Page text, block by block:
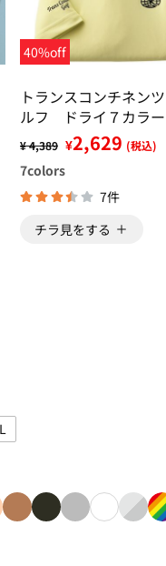
40%off
トランスコンチネン
ルフ ドライ７カラ
¥ 4,389 ¥2,629 (税込)
7colors
7件
チラ見をする
Mみ: L
絞り込み: LL
イズで絞り込み: 3L